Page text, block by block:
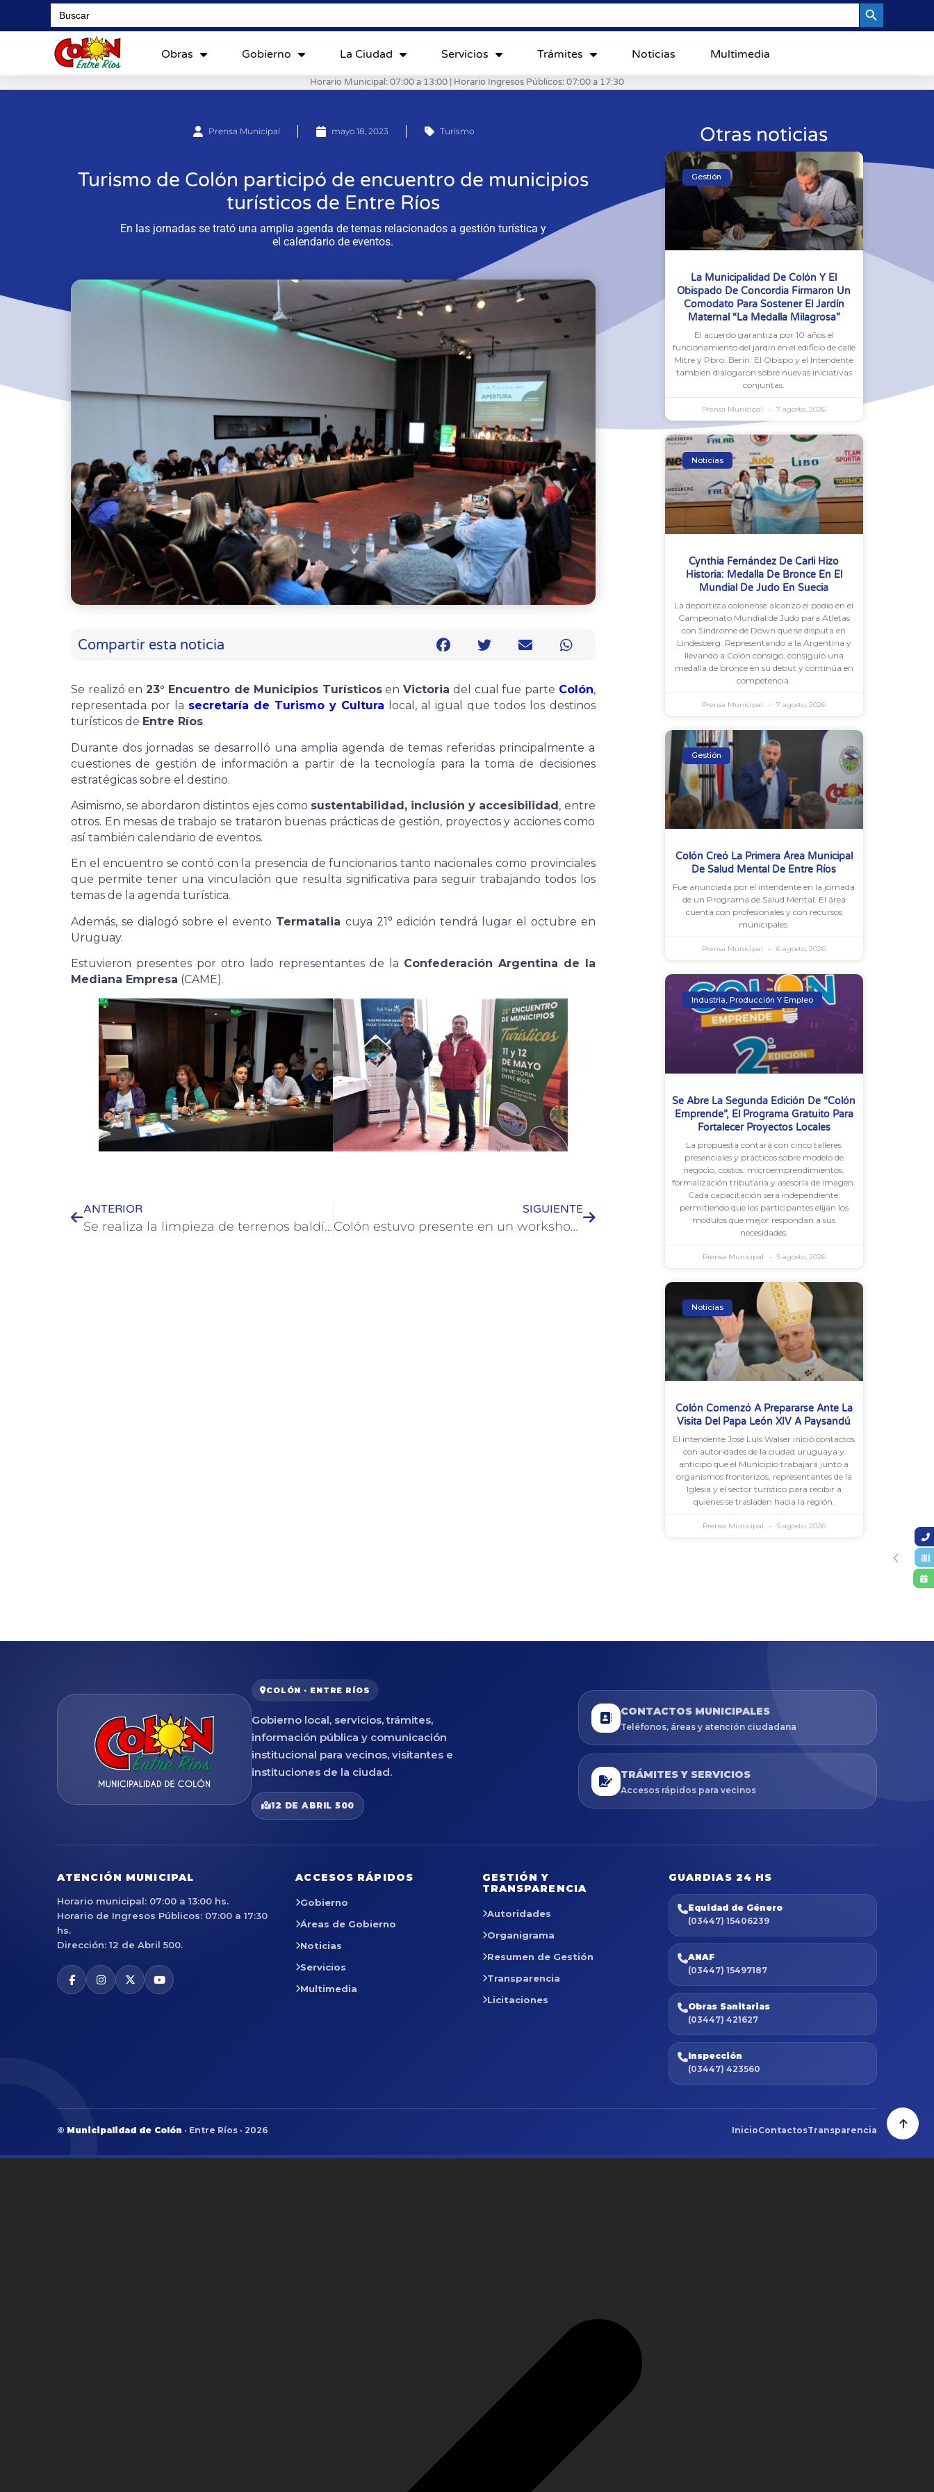
Search
for:
Obras Gobierno La Ciudad Servicios Trámites Noticias Multimedia
Horario Municipal: 07:00 a 13:00 | Horario Ingresos Públicos: 07:00 a 17:30
Prensa Municipal mayo 18, 2023 Turismo
Turismo de Colón participó de encuentro de municipios
turísticos de Entre Ríos
En las jornadas se trató una amplia agenda de temas relacionados a gestión turística y
el calendario de eventos.
Compartir esta noticia
Se realizó en 23° Encuentro de Municipios Turísticosen Victoriadel cual fue parte Colón,
representada por la secretaría de Turismo y Cultura local, al igual que todos los destinos
turísticos de Entre Ríos.
Durante dos jornadas se desarrolló una amplia agenda de temas referidas principalmente a
cuestiones de gestión de información a partir de la tecnología para la toma de decisiones
estratégicas sobre el destino.
Asimismo, se abordaron distintos ejes como sustentabilidad, inclusión y accesibilidad, entre
otros. En mesas de trabajo se trataron buenas prácticas de gestión, proyectos y acciones como
así también calendario de eventos.
En el encuentro se contó con la presencia de funcionarios tanto nacionales como provinciales
que permite tener una vinculación que resulta significativa para seguir trabajando todos los
temas de la agenda turística.
Además, se dialogó sobre el evento Termatalia cuya 21° edición tendrá lugar el octubre en
Uruguay.
Estuvieron presentes por otro lado representantes de la Confederación Argentina de la
Mediana Empresa (CAME).
ANTERIOR
Se realiza la limpieza de terrenos baldíos de Colón
SIGUIENTE
Colón estuvo presente en un workshop termal
Otras noticias
Gestión
La Municipalidad De Colón Y El
Obispado De Concordia Firmaron Un
Comodato Para Sostener El Jardín
Maternal “La Medalla Milagrosa”
El acuerdo garantiza por 10 años el
funcionamiento del jardín en el edificio de calle
Mitre y Pbro. Berin. El Obispo y el Intendente
también dialogaron sobre nuevas iniciativas
conjuntas.
Prensa Municipal 7 agosto, 2026
Noticias
Cynthia Fernández De Carli Hizo
Historia: Medalla De Bronce En El
Mundial De Judo En Suecia
La deportista colonense alcanzó el podio en el
Campeonato Mundial de Judo para Atletas
con Síndrome de Down que se disputa en
Lindesberg. Representando a la Argentina y
llevando a Colón consigo, consiguió una
medalla de bronce en su debut y continúa en
competencia.
Prensa Municipal 7 agosto, 2026
Gestión
Colón Creó La Primera Área Municipal
De Salud Mental De Entre Ríos
Fue anunciada por el intendente en la jornada
de un Programa de Salud Mental. El área
cuenta con profesionales y con recursos
municipales.
Prensa Municipal 6 agosto, 2026
Industria, Producción Y Empleo
Se Abre La Segunda Edición De “Colón
Emprende”, El Programa Gratuito Para
Fortalecer Proyectos Locales
La propuesta contará con cinco talleres
presenciales y prácticos sobre modelo de
negocio, costos, microemprendimientos,
formalización tributaria y asesoría de imagen.
Cada capacitación será independiente,
permitiendo que los participantes elijan los
módulos que mejor respondan a sus
necesidades.
Prensa Municipal 5 agosto, 2026
Noticias
Colón Comenzó A Prepararse Ante La
Visita Del Papa León XIV A Paysandú
El intendente José Luis Walser inició contactos
con autoridades de la ciudad uruguaya y
anticipó que el Municipio trabajará junto a
organismos fronterizos, representantes de la
Iglesia y el sector turístico para recibir a
quienes se trasladen hacia la región.
Prensa Municipal 5 agosto, 2026
COLÓN · ENTRE RÍOS
Gobierno local, servicios, trámites,
información pública y comunicación
institucional para vecinos, visitantes e
instituciones de la ciudad.
12 DE ABRIL 500
CONTACTOS MUNICIPALES
Teléfonos, áreas y atención ciudadana
TRÁMITES Y SERVICIOS
Accesos rápidos para vecinos
ATENCIÓN MUNICIPAL
Horario municipal: 07:00 a 13:00 hs.
Horario de Ingresos Públicos: 07:00 a 17:30
hs.
Dirección: 12 de Abril 500.
ACCESOS RÁPIDOS
Gobierno
Áreas de Gobierno
Noticias
Servicios
Multimedia
GESTIÓN Y
TRANSPARENCIA
Autoridades
Organigrama
Resumen de Gestión
Transparencia
Licitaciones
GUARDIAS 24 HS
Equidad de Género
(03447) 15406239
ANAF
(03447) 15497187
Obras Sanitarias
(03447) 421627
Inspección
(03447) 423560
© Municipalidad de Colón · Entre Ríos · 2026 InicioContactosTransparencia